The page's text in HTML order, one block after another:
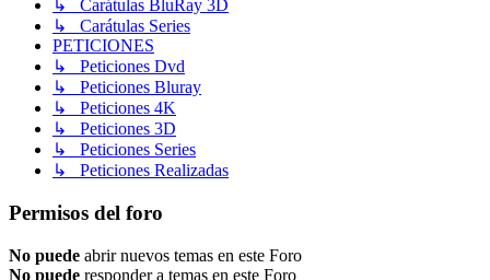
↳ Carátulas BluRay 3D
↳ Carátulas Series
PETICIONES
↳ Peticiones Dvd
↳ Peticiones Bluray
↳ Peticiones 4K
↳ Peticiones 3D
↳ Peticiones Series
↳ Peticiones Realizadas
Permisos del foro
No puede abrir nuevos temas en este Foro
No puede responder a temas en este Foro